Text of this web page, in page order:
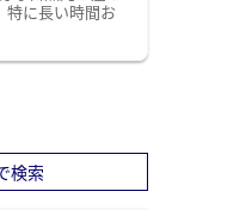
特に長い時間お
検索